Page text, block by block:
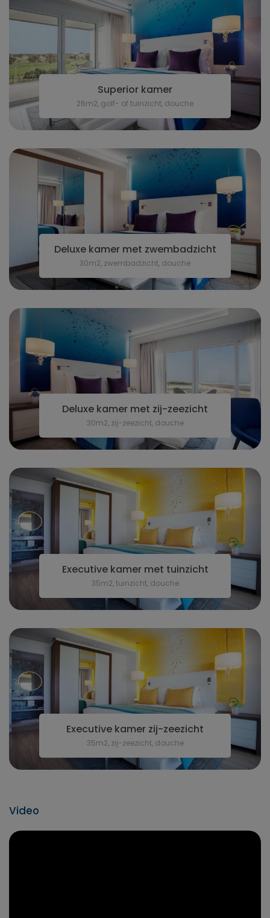
Superior kamer
26m2, golf- of tuinzicht, douche
Deluxe kamer met zwembadzicht
30m2, zwembadzicht, douche
Deluxe kamer met zij-zeezicht
30m2, zij-zeezicht, douche
Executive kamer met tuinzicht
35m2, tuinzicht, douche
Executive kamer zij-zeezicht
35m2, zij-zeezicht, douche
Video